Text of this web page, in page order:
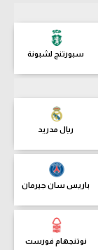
سبورتنج لشبونة
ريال مدريد
باريس سان جيرمان
نوتنجهام فورست